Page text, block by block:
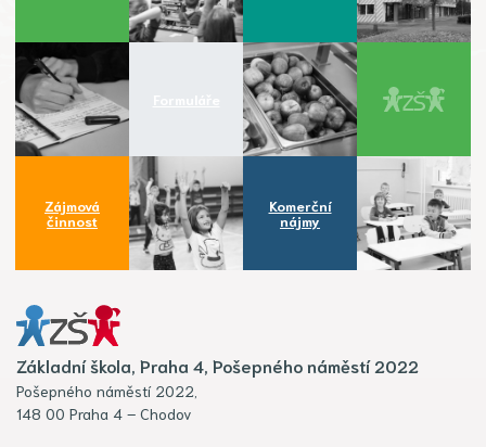
Zájmová
činnost
Komerční
nájmy
Základní škola, Praha 4, Pošepného náměstí 2022
Pošepného náměstí 2022,
148 00 Praha 4 – Chodov